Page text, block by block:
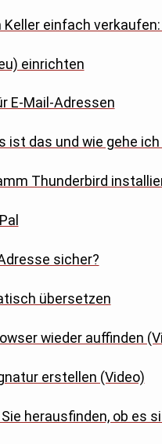
einfach
einrichten
E-Mail-Adressen
ist das und wie gehe ich
Thunderbird
sicher?
übersetzen
wieder auffinden
erstellen (Video)
herausfinden, ob es